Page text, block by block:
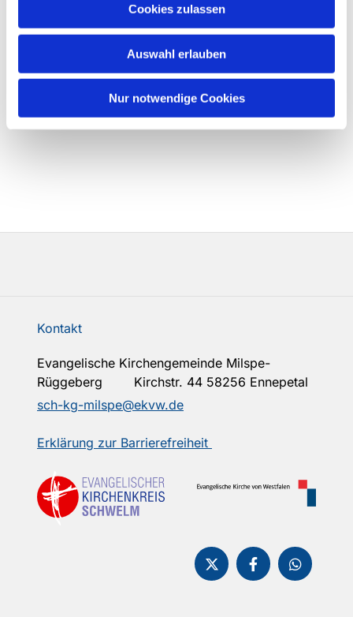
Cookies zulassen
Auswahl erlauben
Nur notwendige Cookies
Kontakt
Evangelische Kirchengemeinde Milspe-
Rüggeberg Kirchstr. 44 58256 Ennepetal
sch-kg-milspe@ekvw.de
Erklärung zur Barrierefreiheit